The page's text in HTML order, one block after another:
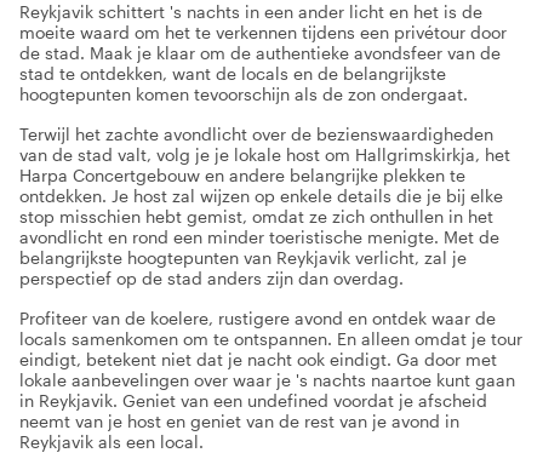
Reykjavik schittert 's nachts in een ander licht en het is de
moeite waard om het te verkennen tijdens een privétour door
de stad. Maak je klaar om de authentieke avondsfeer van de
stad te ontdekken, want de locals en de belangrijkste
hoogtepunten komen tevoorschijn als de zon ondergaat.
Terwijl het zachte avondlicht over de bezienswaardigheden
van de stad valt, volg je je lokale host om Hallgrimskirkja, het
Harpa Concertgebouw en andere belangrijke plekken te
ontdekken. Je host zal wijzen op enkele details die je bij elke
stop misschien hebt gemist, omdat ze zich onthullen in het
avondlicht en rond een minder toeristische menigte. Met de
belangrijkste hoogtepunten van Reykjavik verlicht, zal je
perspectief op de stad anders zijn dan overdag.
Profiteer van de koelere, rustigere avond en ontdek waar de
locals samenkomen om te ontspannen. En alleen omdat je tour
eindigt, betekent niet dat je nacht ook eindigt. Ga door met
lokale aanbevelingen over waar je 's nachts naartoe kunt gaan
in Reykjavik. Geniet van een undefined voordat je afscheid
neemt van je host en geniet van de rest van je avond in
Reykjavik als een local.